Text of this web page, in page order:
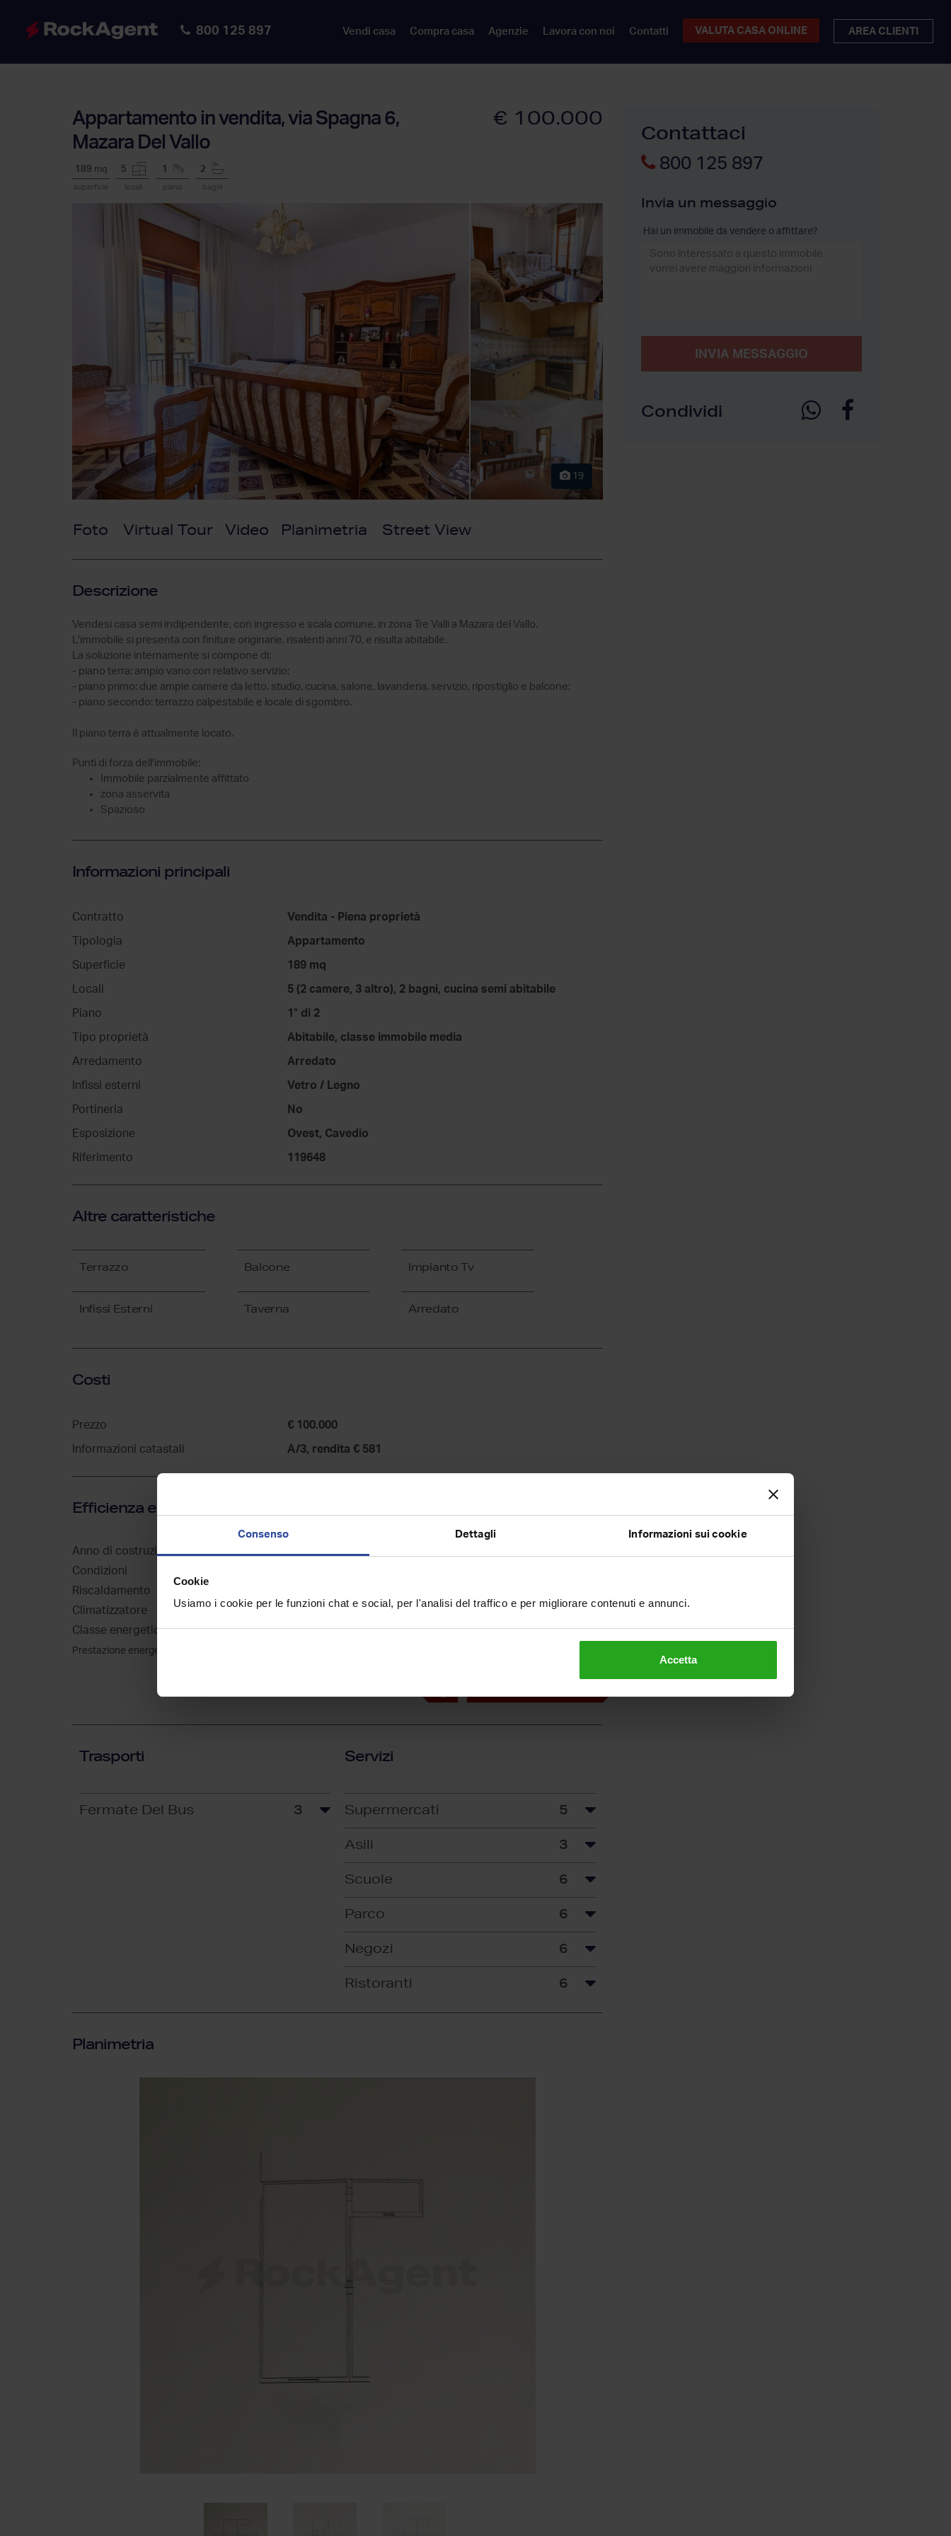
Consenso Dettagli Informazioni sui cookie
Cookie
Usiamo i cookie per le funzioni chat e social, per l'analisi del traffico e per migliorare contenuti e annunci.
Accetta
800 125 897 Vendi casa Compra casa Agenzie Lavora con noi Contatti VALUTA CASA ONLINE AREA CLIENTI
Appartamento in vendita, via Spagna 6,
Mazara Del Vallo
€ 100.000
189 mq
superficie
5
locali
1
piano
2
bagni
19
Foto Virtual Tour Video Planimetria Street View
Descrizione
Vendesi casa semi indipendente, con ingresso e scala comune, in zona Tre Valli a Mazara del Vallo.
L'immobile si presenta con finiture originarie, risalenti anni 70, e risulta abitabile.
La soluzione internamente si compone di:
- piano terra: ampio vano con relativo servizio;
- piano primo: due ampie camere da letto, studio, cucina, salone, lavanderia, servizio, ripostiglio e balcone;
- piano secondo: terrazzo calpestabile e locale di sgombro.
Il piano terra è attualmente locato.
Punti di forza dell'immobile:
Immobile parzialmente affittato
zona asservita
Spazioso
Informazioni principali
Contratto Vendita - Piena proprietà
Tipologia Appartamento
Superficie 189 mq
Locali 5 (2 camere, 3 altro), 2 bagni, cucina semi abitabile
Piano 1° di 2
Tipo proprietà Abitabile, classe immobile media
Arredamento Arredato
Infissi esterni Vetro / Legno
Portineria No
Esposizione Ovest, Cavedio
Riferimento 119648
Altre caratteristiche
Terrazzo Balcone Impianto Tv
Infissi Esterni Taverna Arredato
Costi
Prezzo € 100.000
Informazioni catastali A/3, rendita € 581
Efficienza energetica
Anno di costruzione
Condizioni
Riscaldamento
Climatizzatore
Assente
Classe energetica
G
Prestazione energetica globale
C
G
Trasporti
Fermate Del Bus 3
Servizi
Supermercati 5
Asili 3
Scuole 6
Parco 6
Negozi 6
Ristoranti 6
Planimetria
Contattaci
800 125 897
Invia un messaggio
Hai un immobile da vendere o affittare?
INVIA MESSAGGIO
Condividi